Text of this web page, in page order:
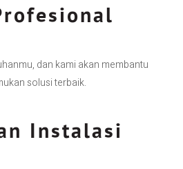
dan kami akan membantu
solusi terbaik.
Instalasi